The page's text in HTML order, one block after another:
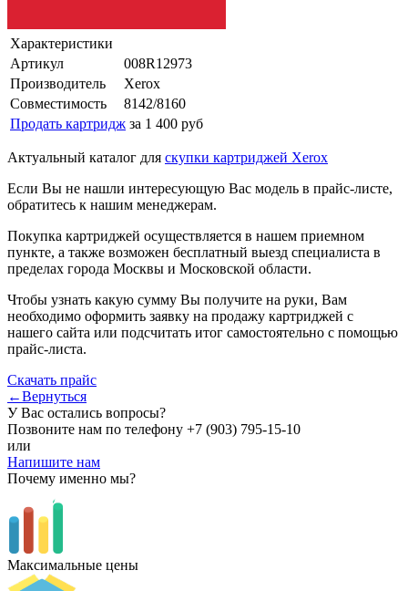
Характеристики
Артикул
008R12973
Производитель
Xerox
Совместимость
8142/8160
Продать картридж за 1 400 руб
Актуальный каталог для скупки картриджей Xerox
Если Вы не нашли интересующую Вас модель в прайс-листе,
обратитесь к нашим менеджерам.
Покупка картриджей осуществляется в нашем приемном
пункте, а также возможен бесплатный выезд специалиста в
пределах города Москвы и Московской области.
Чтобы узнать какую сумму Вы получите на руки, Вам
необходимо оформить заявку на продажу картриджей с
нашего сайта или подсчитать итог самостоятельно с помощью
прайс-листа.
Скачать прайс
←Вернуться
У Вас остались вопросы?
Позвоните нам по телефону +7 (903) 795-15-10
или
Напишите нам
Почему именно мы?
Максимальные цены